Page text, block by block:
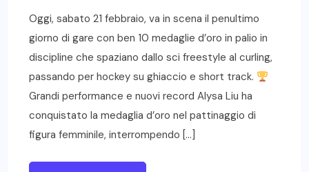
Oggi, sabato 21 febbraio, va in scena il penultimo
giorno di gare con ben 10 medaglie d’oro in palio in
discipline che spaziano dallo sci freestyle al curling,
passando per hockey su ghiaccio e short track.
Grandi performance e nuovi record Alysa Liu ha
conquistato la medaglia d’oro nel pattinaggio di
figura femminile, interrompendo […]